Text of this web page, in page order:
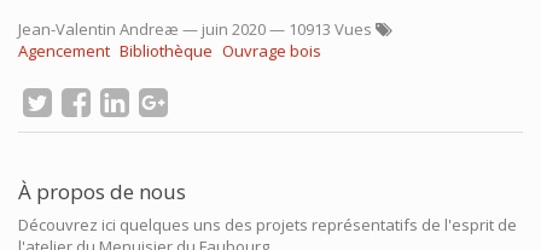
Jean-Valentin Andreæ — juin 2020— 10913 Vues
Agencement Bibliothèque Ouvrage bois
À propos de nous
Découvrez ici quelques uns des projets représentatifs de l'esprit de